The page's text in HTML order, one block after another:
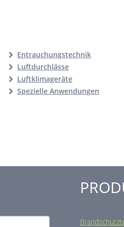
Entrauchungstechnik
Luftdurchlässe
Luftklimageräte
Spezielle Anwendungen